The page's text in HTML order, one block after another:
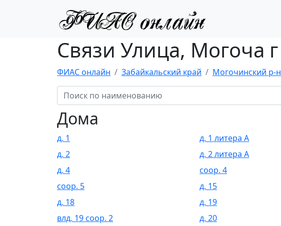
Связи Улица, Могоча г
ФИАС онлайн Забайкальский край Могочинский р-н
Дома
д. 1 д. 1 литера А
д. 2
д. 2 литера А
д. 4
соор. 4
соор. 5
д. 15
д. 18
д. 19
влд. 19 соор. 2
д. 20